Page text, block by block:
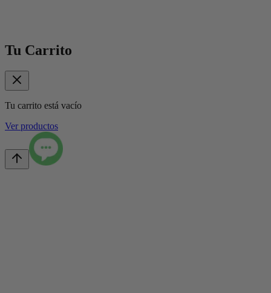
Tu Carrito
Tu carrito está vacío
Ver productos